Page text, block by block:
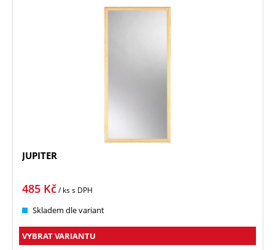
JUPITER
485 Kč/ kss DPH
Skladem dle variant
VYBRAT VARIANTU